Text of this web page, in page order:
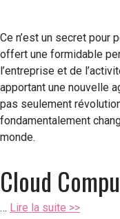
Ce n’est un secret pour
offert une formidable
l’entreprise et de
apportant une nouvelle
pas seulement
fondamentalement
monde.
Cloud
… Lire la suite >>